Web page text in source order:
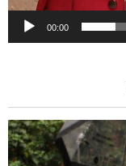
00:00